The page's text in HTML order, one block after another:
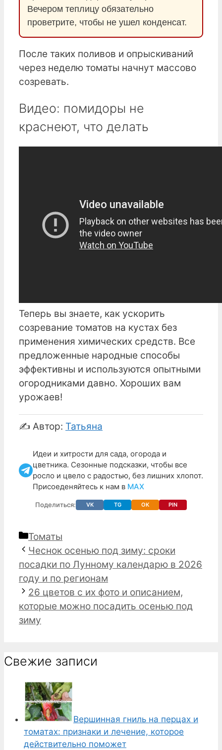
Вечером теплицу обязательно
проветрите, чтобы не ушел конденсат.
После таких поливов и опрыскиваний
через неделю томаты начнут массово
созревать.
Видео: помидоры не
краснеют, что делать
Теперь вы знаете, как ускорить
созревание томатов на кустах без
применения химических средств. Все
предложенные народные способы
эффективны и используются опытными
огородниками давно. Хороших вам
урожаев!
✍️ Автор: Татьяна
Идеи и хитрости для сада, огорода и
цветника. Сезонные подсказки, чтобы все
росло и цвело с радостью, без лишних хлопот.
Присоеденяйтесь к нам в МАХ
Поделиться: VK TG OK PIN
Рубрики
Томаты
Чеснок осенью под зиму: сроки
посадки по Лунному календарю в 2026
году и по регионам
26 цветов с их фото и описанием,
которые можно посадить осенью под
зиму
Свежие записи
Вершинная гниль на перцах и
томатах: признаки и лечение, которое
действительно поможет